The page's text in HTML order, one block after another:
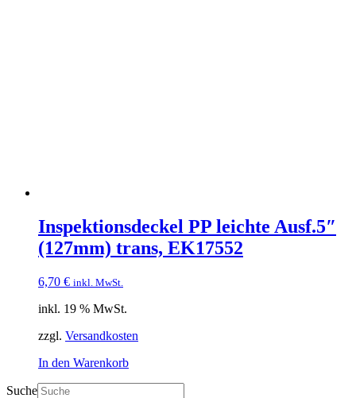
Inspektionsdeckel PP leichte Ausf.5″
(127mm) trans, EK17552
6,70 € inkl. MwSt.
inkl. 19 % MwSt.
zzgl. Versandkosten
In den Warenkorb
Suche